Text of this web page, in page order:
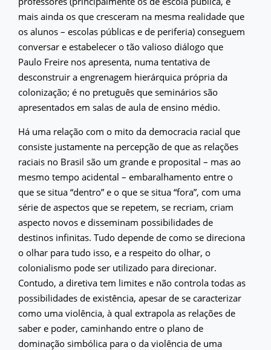
mais ainda os que cresceram na mesma realidade que
os alunos – escolas públicas e de periferia) conseguem
conversar e estabelecer o tão valioso diálogo que
Paulo Freire nos apresenta, numa tentativa de
desconstruir a engrenagem hierárquica própria da
colonização; é no pretuguês que seminários são
apresentados em salas de aula de ensino médio.
Há uma relação com o mito da democracia racial que
consiste justamente na percepção de que as relações
raciais no Brasil são um grande e proposital – mas ao
mesmo tempo acidental – embaralhamento entre o
que se situa “dentro” e o que se situa “fora”, com uma
série de aspectos que se repetem, se recriam, criam
aspecto novos e disseminam possibilidades de
destinos infinitas. Tudo depende de como se direciona
o olhar para tudo isso, e a respeito do olhar, o
colonialismo pode ser utilizado para direcionar.
Contudo, a diretiva tem limites e não controla todas as
possibilidades de existência, apesar de se caracterizar
como uma violência, à qual extrapola as relações de
saber e poder, caminhando entre o plano de
dominação simbólica para o da violência de uma